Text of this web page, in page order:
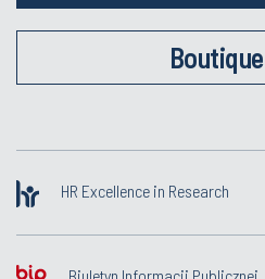
Boutique
HR Excellence in Research